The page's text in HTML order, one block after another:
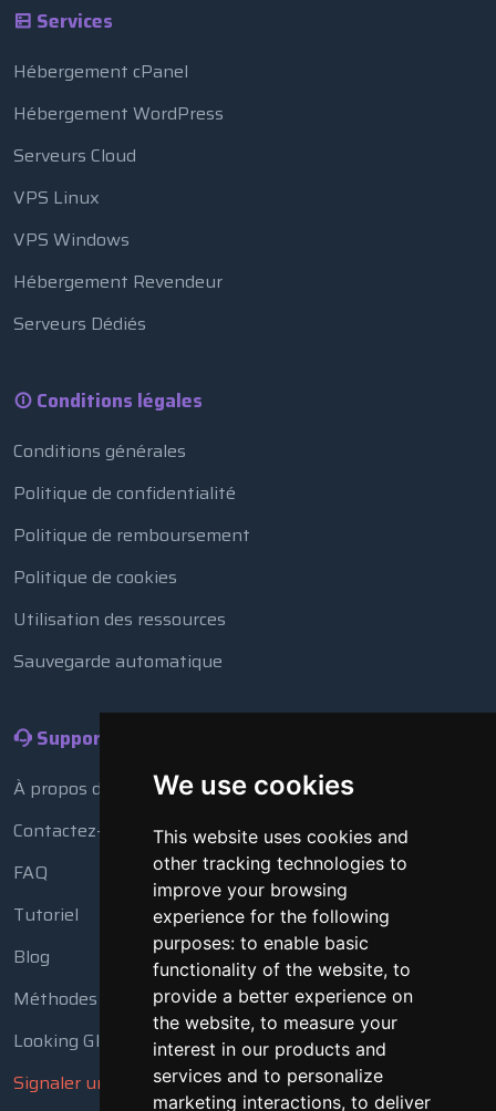
We use cookies
This website uses cookies and
other tracking technologies to
improve your browsing
experience for the following
purposes: to enable basic
functionality of the website, to
provide a better experience on
the website, to measure your
interest in our products and
services and to personalize
marketing interactions, to deliver
Services
Hébergement cPanel
Hébergement WordPress
Serveurs Cloud
VPS Linux
VPS Windows
Hébergement Revendeur
Serveurs Dédiés
Conditions légales
Conditions générales
Politique de confidentialité
Politique de remboursement
Politique de cookies
Utilisation des ressources
Sauvegarde automatique
Support
À propos de nous
Contactez-nous
FAQ
Tutoriel
Blog
Méthodes de paiement
Looking Glass
Signaler un abus